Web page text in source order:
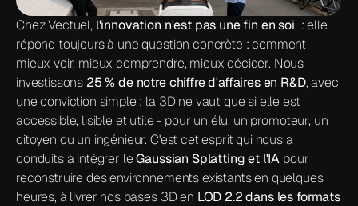
Chez Vectuel, l'innovation n'est pas une fin en soi
  : elle
répond toujours à une question concrète : comment
mieux voir, mieux comprendre, mieux décider. Nous
investissons 25 % de notre chiffre d'affaires en R&D, avec
une conviction simple : la 3D ne vaut que si elle est
accessible, lisible et utile - pour un élu, un promoteur, un
citoyen ou un ingénieur. C'est cet esprit qui nous a
conduits à intégrer le Gaussian Splatting et l'IA pour
reconstruire des environnements existants en quelques
heures, à livrer nos bases 3D en LOD 2.2 dans les formats